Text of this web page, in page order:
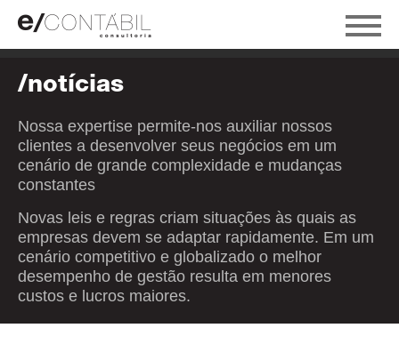
/notícias
Nossa expertise permite-nos auxiliar nossos
clientes a desenvolver seus negócios em um
cenário de grande complexidade e mudanças
constantes
Novas leis e regras criam situações às quais as
empresas devem se adaptar rapidamente. Em um
cenário competitivo e globalizado o melhor
desempenho de gestão resulta em menores
custos e lucros maiores.